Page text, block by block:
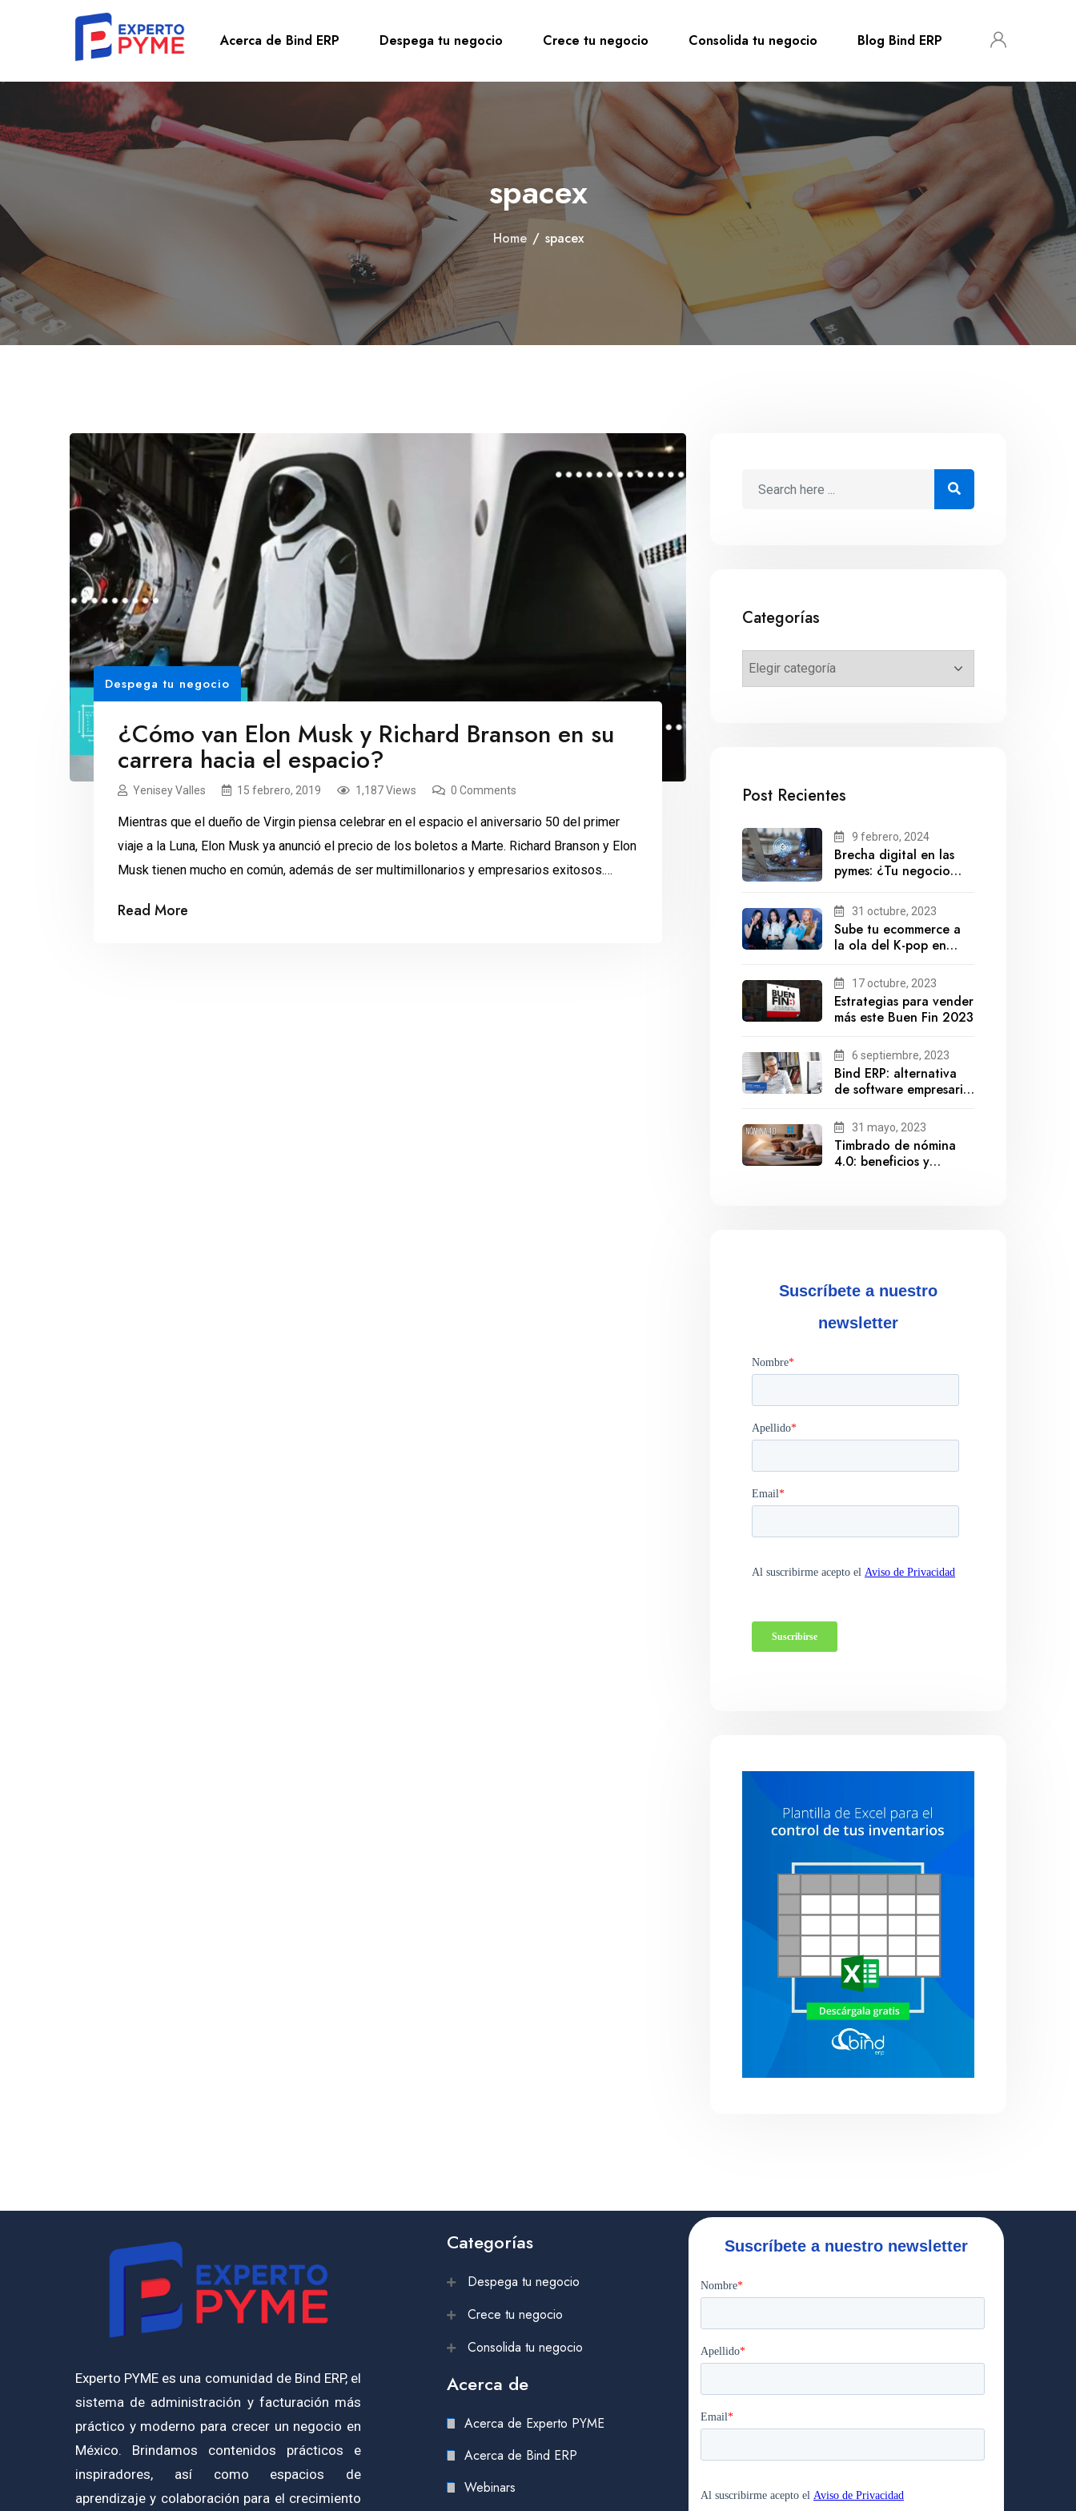
Acerca de Bind ERP Despega tu negocio Crece tu negocio Consolida tu negocio Blog Bind ERP
spacex
Home / spacex
Despega tu negocio
¿Cómo van Elon Musk y Richard Branson en su
carrera hacia el espacio?
Yenisey Valles 15 febrero, 2019 1,187 Views 0 Comments
Mientras que el dueño de Virgin piensa celebrar en el espacio el aniversario 50 del primer
viaje a la Luna, Elon Musk ya anunció el precio de los boletos a Marte. Richard Branson y Elon
Musk tienen mucho en común, además de ser multimillonarios y empresarios exitosos.
Read More
Categorías
Post Recientes
9 febrero, 2024
Brecha digital en las
pymes: ¿Tu negocio
futuro?31 octubre, 2023
Sube tu ecommerce a
la ola del K-pop en
17 octubre, 2023
Estrategias para vender
más este Buen Fin 2023
6 septiembre, 2023
Bind ERP: alternativa
de software empresarial
Gestionix
31 mayo, 2023
Timbrado de nómina
4.0: beneficios y
Suscríbete a nuestro
newsletter
Experto PYME es una comunidad de Bind ERP, el
sistema de administración y facturación más
práctico y moderno para crecer un negocio en
México. Brindamos contenidos prácticos e
inspiradores, así como espacios de
aprendizaje y colaboración para el crecimiento
Categorías
Despega tu negocio
Crece tu negocio
Consolida tu negocio
Acerca de
Acerca de Experto PYME
Acerca de Bind ERP
Webinars
Suscríbete a nuestro newsletter